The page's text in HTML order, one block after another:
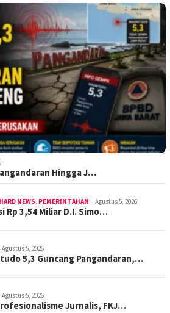
Hingga J…
HARD NEWS, PEMERINTAHAN Agustus 5, 2026
Rp 3,54 Miliar D.I. Simo…
Agustus 5, 2026
5,3 Guncang Pangandaran,…
Agustus 5, 2026
Jurnalis, FKJ…